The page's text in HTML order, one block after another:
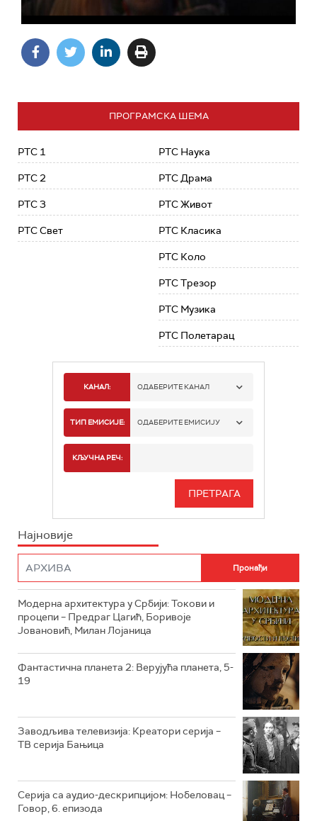
ПРОГРАМСКА ШЕМА
РТС 1
РТС 2
РТС 3
РТС Свет
РТС Наука
РТС Драма
РТС Живот
РТС Класика
РТС Коло
РТС Трезор
РТС Музика
РТС Полетарац
КАНАЛ: ОДАБЕРИТЕ КАНАЛ
РТС 1
РТС 3
РТС ЖИВОТ
РТС КОЛО
ТИП ЕМИСИЈЕ: ОДАБЕРИТЕ ЕМИСИЈУ
ИНФО
КЉУЧНА РЕЧ:
Најновије
Модерна архитектура у Србији: Токови и
процепи – Предраг Цагић, Боривоје
Јовановић, Милан Лојаница
Фантастична планета 2: Верујућа планета, 5-
19
Заводљива телевизија: Креатори серија –
ТВ серија Бањица
Серија са аудио-дескрипцијом: Нобеловац –
Говор, 6. епизода